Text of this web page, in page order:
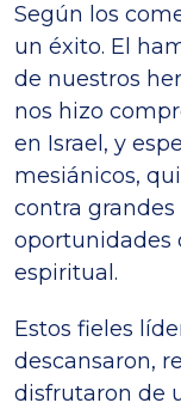
Según los
un éxito. El
de nuestros
nos hizo
en Israel, y
mesiánicos,
contra
oportunidades
espiritual.
Estos fieles
descansaron,
disfrutaron de